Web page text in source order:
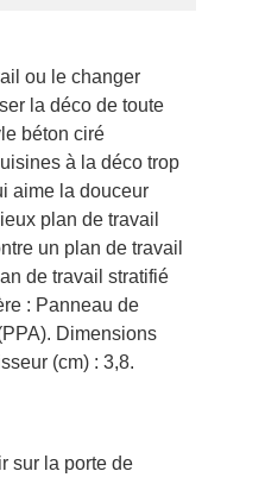
ou le changer
la déco de toute
béton ciré
à la déco trop
aime la douceur
plan de travail
un plan de travail
de travail stratifié
: Panneau de
Dimensions
(cm) : 3,8.
sur la porte de